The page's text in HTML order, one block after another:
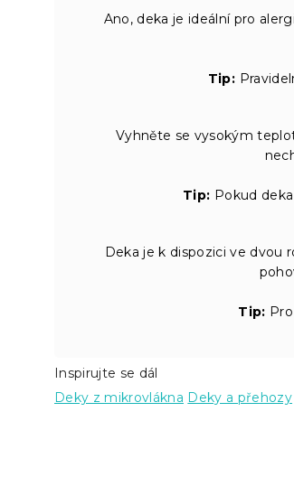
Ano, deka je ideální pro
Tip:
Vyhněte se vysokým
Tip: Pokud
Deka je k dispozici ve dvou
Tip:
Inspirujte se dál
Deky z mikrovlákna Deky a přehozy